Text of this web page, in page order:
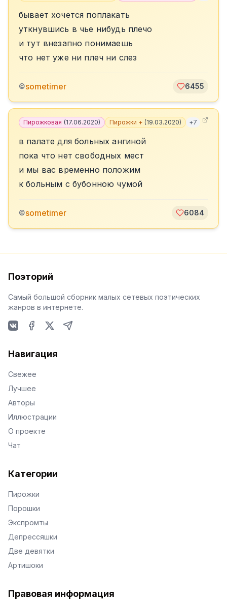
бывает хочется поплакать
уткнувшись в чье нибудь плечо
и тут внезапно понимаешь
что нет уже ни плеч ни слез
©sometimer 6455
Пирожковая (17.06.2020) Пирожки + (19.03.2020) +7
в палате для больных ангиной
пока что нет свободных мест
и мы вас временно положим
к больным с бубонною чумой
©sometimer 6084
Поэторий
Самый большой сборник малых сетевых поэтических
жанров в интернете.
Навигация
Свежее
Лучшее
Авторы
Иллюстрации
О проекте
Чат
Категории
Пирожки
Порошки
Экспромты
Депрессяшки
Две девятки
Артишоки
Правовая информация